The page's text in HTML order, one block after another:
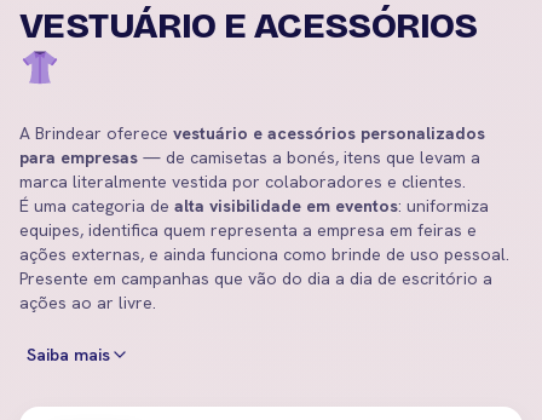
VESTUÁRIO E ACESSÓRIOS
A Brindear oferece vestuário e acessórios personalizados
para empresas — de camisetas a bonés, itens que levam a
marca literalmente vestida por colaboradores e clientes.
É uma categoria de alta visibilidade em eventos: uniformiza
equipes, identifica quem representa a empresa em feiras e
ações externas, e ainda funciona como brinde de uso pessoal.
Presente em campanhas que vão do dia a dia de escritório a
ações ao ar livre.
Saiba mais